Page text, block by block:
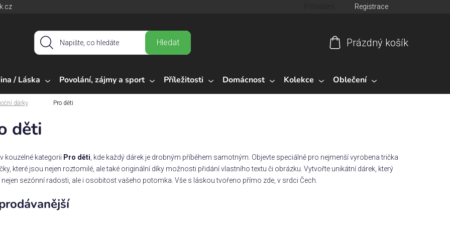
Registrace
Hledat
košík
Prázdný košík
/ Láska Povolání, zájmy a sport Příležitosti Domácnost Kolekce Oblečení
dárky Pro děti
děti
kouzelné kategorii Pro děti , kde každý dárek je drobným příběhem samotným. Objevte speciálně pro nejmenší vyrobena trička
které jsou nejen roztomilé, ale také originální díky možnosti přidání vlastního textu či obrázku. Vytvořte unikátní dárek, který
sezónní radosti, ale i osobitost vašeho potomka. Vše s láskou tvořeno přímo zde, v srdci Čech.